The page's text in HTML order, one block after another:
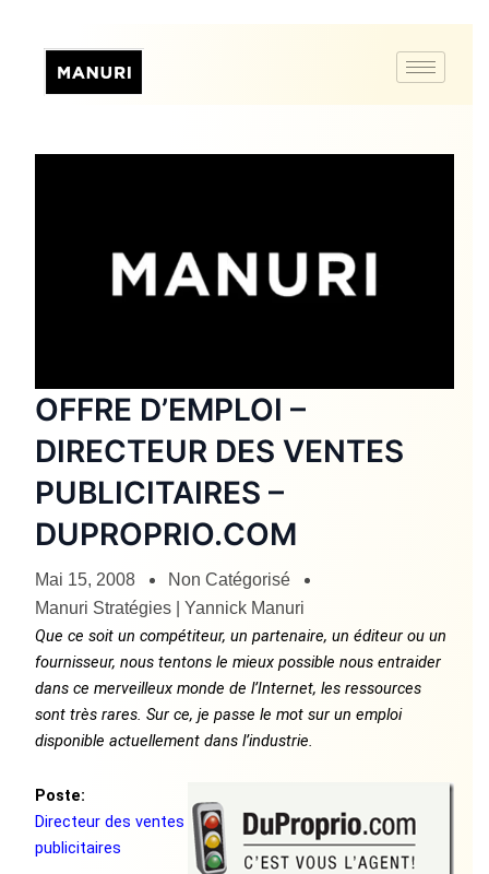
OFFRE D’EMPLOI –
DIRECTEUR DES VENTES
PUBLICITAIRES –
DUPROPRIO.COM
Mai 15, 2008
Non Catégorisé
Manuri Stratégies | Yannick Manuri
Que ce soit un compétiteur, un partenaire, un éditeur ou un
fournisseur, nous tentons le mieux possible nous entraider
dans ce merveilleux monde de l’Internet, les ressources
sont très rares. Sur ce, je passe le mot sur un emploi
disponible actuellement dans l’industrie.
Poste:
Directeur des ventes
publicitaires